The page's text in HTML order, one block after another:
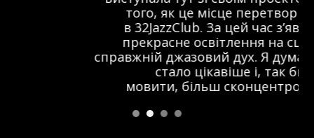
того, як це місце перетворилося
в 32JazzClub. За цей час з’явилося
прекрасне освітлення на сцені та
справжній джазовий дух. Я думаю, що тут
стало цікавіше і, так би
мовити, більш сконцентровано.